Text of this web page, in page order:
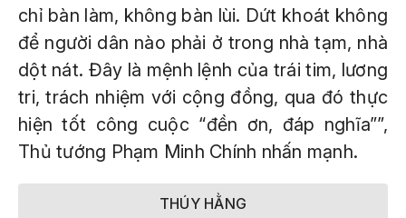
chỉ bàn làm, không bàn lùi. Dứt khoát không
để người dân nào phải ở trong nhà tạm, nhà
dột nát. Đây là mệnh lệnh của trái tim, lương
tri, trách nhiệm với cộng đồng, qua đó thực
hiện tốt công cuộc “đền ơn, đáp nghĩa””,
Thủ tướng Phạm Minh Chính nhấn mạnh.
THÚY HẰNG